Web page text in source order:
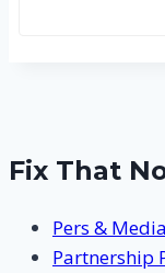
Fix That
Pers & Media
Partnership